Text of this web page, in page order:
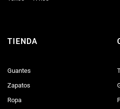
TIENDA
Guantes
Zapatos
Ropa